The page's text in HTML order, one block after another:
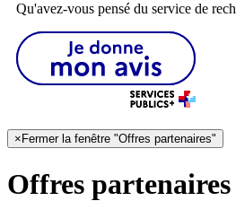
Qu'avez-vous pensé du service de
× Fermer la fenêtre "Offres partenaires"
Offres partenaires